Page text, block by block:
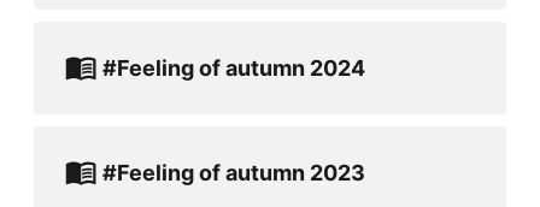
#Feeling of autumn 2024
#Feeling of autumn 2023